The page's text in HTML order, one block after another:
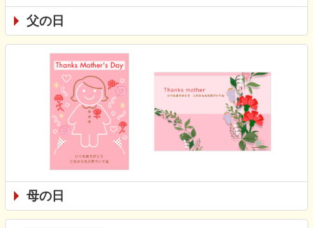
父の日
母の日